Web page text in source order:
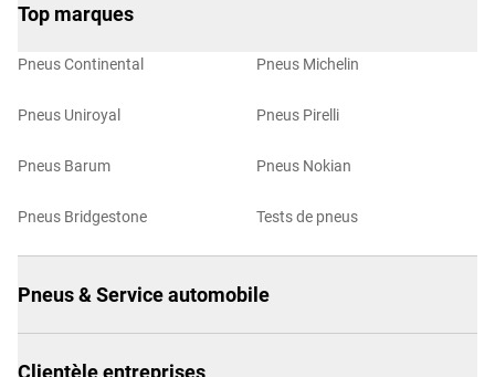
Top marques
Pneus Continental
Pneus Uniroyal
Pneus Barum
Pneus Bridgestone
Pneus Michelin
Pneus Pirelli
Pneus Nokian
Tests de pneus
Pneus & Service automobile
Clientèle entreprises